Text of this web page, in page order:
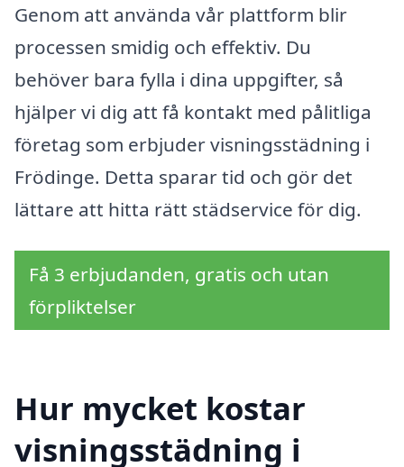
Genom att använda vår plattform blir
processen smidig och effektiv. Du
behöver bara fylla i dina uppgifter, så
hjälper vi dig att få kontakt med pålitliga
företag som erbjuder visningsstädning i
Frödinge. Detta sparar tid och gör det
lättare att hitta rätt städservice för dig.
Få 3 erbjudanden, gratis och utan
förpliktelser
Hur mycket kostar
visningsstädning i